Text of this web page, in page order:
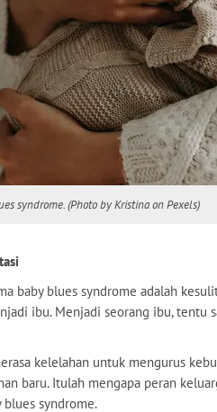
syndrome. (Photo by Kristina on Pexels)
baby blues syndrome adalah
ibu. Menjadi seorang ibu, tentu
kelelahan untuk mengurus
baru. Itulah mengapa peran
blues syndrome.